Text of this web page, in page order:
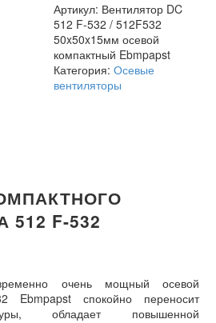
компактный
Ebmpapst
Артикул: Вентилятор DC
512 F-532 / 512F532
50x50x15мм осевой
компактный Ebmpapst
Категория: Осевые
вентиляторы
F-532
очень мощный осевой
Ebmpapst спокойно переносит
обладает повышенной